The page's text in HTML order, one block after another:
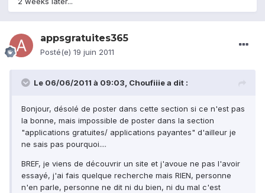
appsgratuites365
Posté(e) 19 juin 2011
Le 06/06/2011 à 09:03, Choufiiie a dit :
Bonjour, désolé de poster dans cette section si ce n'est pas
la bonne, mais impossible de poster dans la section
"applications gratuites/ applications payantes" d'ailleur je
ne sais pas pourquoi....
BREF, je viens de découvrir un site et j'avoue ne pas l'avoir
essayé, j'ai fais quelque recherche mais RIEN, personne
n'en parle, personne ne dit ni du bien, ni du mal c'est